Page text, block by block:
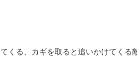
くる、カギを取ると追いかけてくる